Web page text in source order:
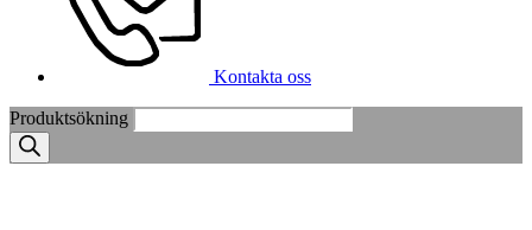
Kontakta oss
Produktsökning